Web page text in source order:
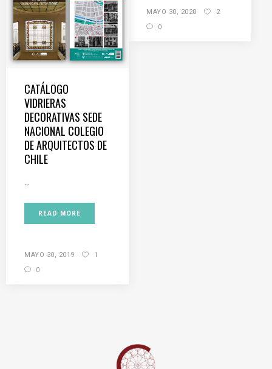
MAYO 30, 2020
2
0
CATÁLOGO
VIDRIERAS
DECORATIVAS SEDE
NACIONAL COLEGIO
DE ARQUITECTOS DE
CHILE
READ MORE
MAYO 30, 2019
1
0